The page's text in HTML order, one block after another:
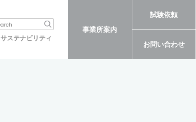
サステナビリティ
事業所案内
試験依頼
お問い合わせ